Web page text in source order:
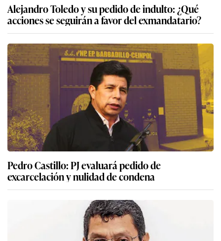
Alejandro Toledo y su pedido de indulto: ¿Qué
acciones se seguirán a favor del exmandatario?
Pedro Castillo: PJ evaluará pedido de
excarcelación y nulidad de condena